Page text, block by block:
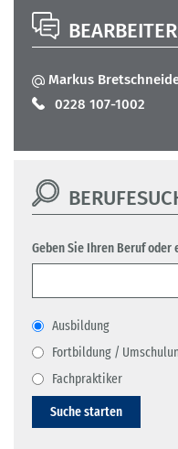
Markus
0228 107-1002
Geben Sie Ihren Beruf
Ausbildung
Fortbildung /
Fachpraktiker
Suche starten